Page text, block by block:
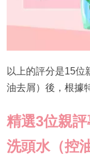
以上的評分是15位
油去屑）後，根據
精選3位親
洗頭水（控